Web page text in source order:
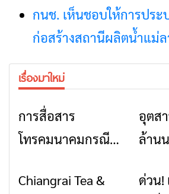
กนช. เห็นชอบให้การปร
ก่อสร้างสถานีผลิตน้ำแม่ล
เรื่องมาใหม่
การสื่อสาร
โทรคมนาคมกรณีภัย
สัญญาณขาด การ
อุตส
ล้าน
สินค้
ข่าวเชียงราย
Chiangrai Tea &
ด่วน!